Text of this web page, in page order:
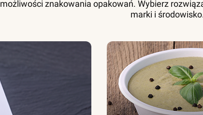
możliwości znakowania opakowań. Wybierz
marki i środowisko.